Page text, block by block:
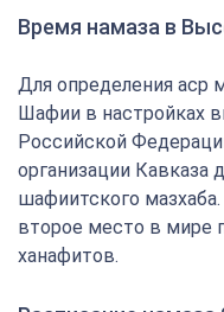
Время намаза в
Для определения аср
Шафии в настройках
Российской
организации Кавказа
шафиитского
второе место в мире
ханафитов.